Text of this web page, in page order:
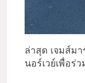
ล่าสุด เจมส์ม
นอร์เวย์เพื่อ